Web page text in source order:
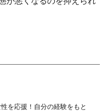
を応援！自分の経験をもと